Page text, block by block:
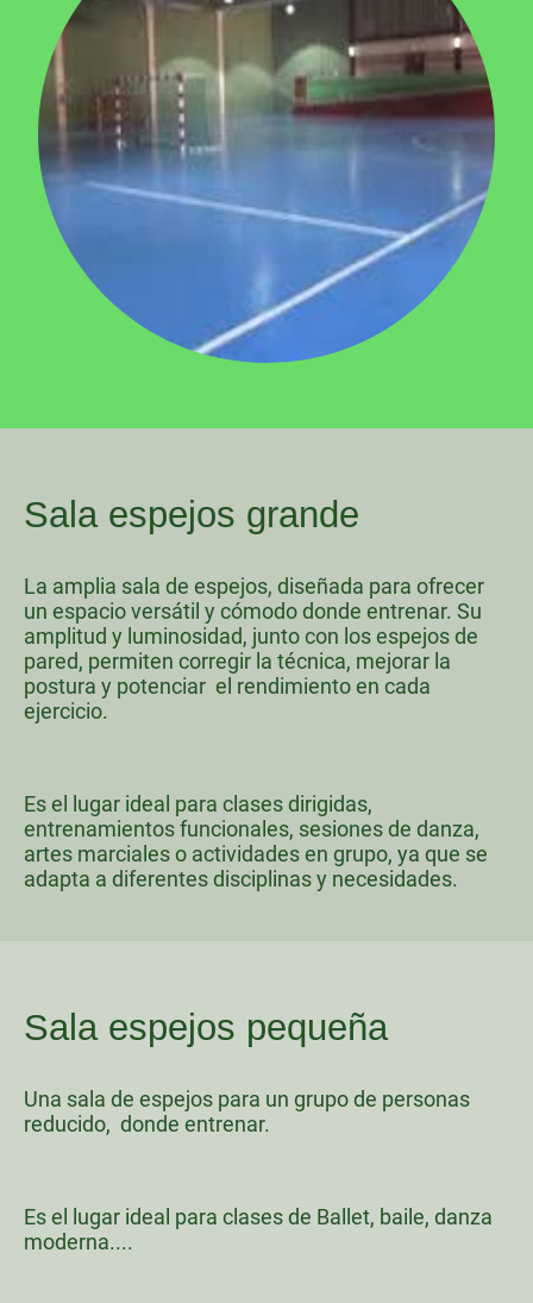
Sala espejos grande
La amplia sala de espejos, diseñada para ofrecer
un espacio versátil y cómodo donde entrenar. Su
amplitud y luminosidad, junto con los espejos de
pared, permiten corregir la técnica, mejorar la
postura y potenciar el rendimiento en cada
ejercicio.
Es el lugar ideal para clases dirigidas,
entrenamientos funcionales, sesiones de danza,
artes marciales o actividades en grupo, ya que se
adapta a diferentes disciplinas y necesidades.
Sala espejos pequeña
Una sala de espejos para un grupo de personas
reducido, donde entrenar.
Es el lugar ideal para clases de Ballet, baile, danza
moderna....